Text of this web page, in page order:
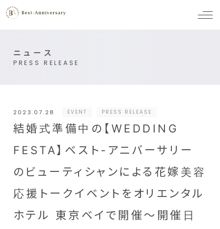
メ
ニュース
PRESS RELEASE
2023.07.28 EVENT PRESS RELEASE
結婚式準備中の【WEDDING
FESTA】ベスト-アニバーサリー
のビューティシャンによる花嫁美容
応援トークイベントをオリエンタル
ホテル 東京ベイで開催～開催日